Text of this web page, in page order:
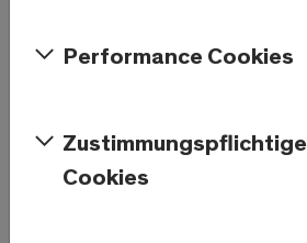
ab 08:00 Uhr.
Performance Cookies
Zustimmungspflichtige
Cookies